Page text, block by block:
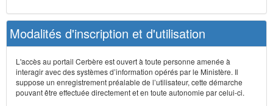
Modalités d'inscription et d'utilisation
L'accès au portail Cerbère est ouvert à toute personne amenée à
interagir avec des systèmes d’information opérés par le Ministère. Il
suppose un enregistrement préalable de l’utilisateur, cette démarche
pouvant être effectuée directement et en toute autonomie par celui-ci.